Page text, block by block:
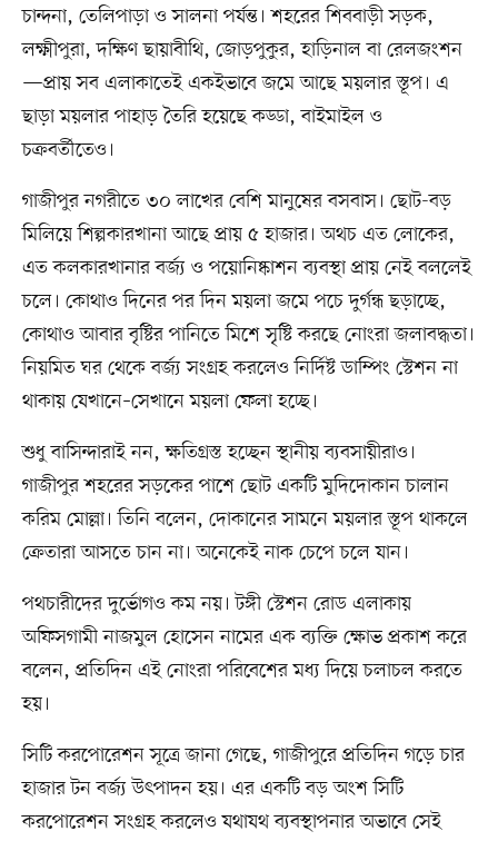
চান্দনা, তেলিপাড়া ও সালনা পর্যন্ত। শহরের শিববাড়ী সড়ক,
লক্ষ্মীপুরা, দক্ষিণ ছায়াবীথি, জোড়পুকুর, হাড়িনাল বা রেলজংশন
—প্রায় সব এলাকাতেই একইভাবে জমে আছে ময়লার স্তূপ। এ
ছাড়া ময়লার পাহাড় তৈরি হয়েছে কড্ডা, বাইমাইল ও
চক্রবর্তীতেও।
গাজীপুর নগরীতে ৩০ লাখের বেশি মানুষের বসবাস। ছোট-বড়
মিলিয়ে শিল্পকারখানা আছে প্রায় ৫ হাজার। অথচ এত লোকের,
এত কলকারখানার বর্জ্য ও পয়োনিষ্কাশন ব্যবস্থা প্রায় নেই বললেই
চলে। কোথাও দিনের পর দিন ময়লা জমে পচে দুর্গন্ধ ছড়াচ্ছে,
কোথাও আবার বৃষ্টির পানিতে মিশে সৃষ্টি করছে নোংরা জলাবদ্ধতা।
নিয়মিত ঘর থেকে বর্জ্য সংগ্রহ করলেও নির্দিষ্ট ডাম্পিং স্টেশন না
থাকায় যেখানে–সেখানে ময়লা ফেলা হচ্ছে।
শুধু বাসিন্দারাই নন, ক্ষতিগ্রস্ত হচ্ছেন স্থানীয় ব্যবসায়ীরাও।
গাজীপুর শহরের সড়কের পাশে ছোট একটি মুদিদোকান চালান
করিম মোল্লা। তিনি বলেন, দোকানের সামনে ময়লার স্তূপ থাকলে
ক্রেতারা আসতে চান না। অনেকেই নাক চেপে চলে যান।
পথচারীদের দুর্ভোগও কম নয়। টঙ্গী স্টেশন রোড এলাকায়
অফিসগামী নাজমুল হোসেন নামের এক ব্যক্তি ক্ষোভ প্রকাশ করে
বলেন, প্রতিদিন এই নোংরা পরিবেশের মধ্য দিয়ে চলাচল করতে
হয়।
সিটি করপোরেশন সূত্রে জানা গেছে, গাজীপুরে প্রতিদিন গড়ে চার
হাজার টন বর্জ্য উৎপাদন হয়। এর একটি বড় অংশ সিটি
করপোরেশন সংগ্রহ করলেও যথাযথ ব্যবস্থাপনার অভাবে সেই